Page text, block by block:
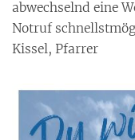
abwechselnd eine
Notruf
Kissel, Pfarrer